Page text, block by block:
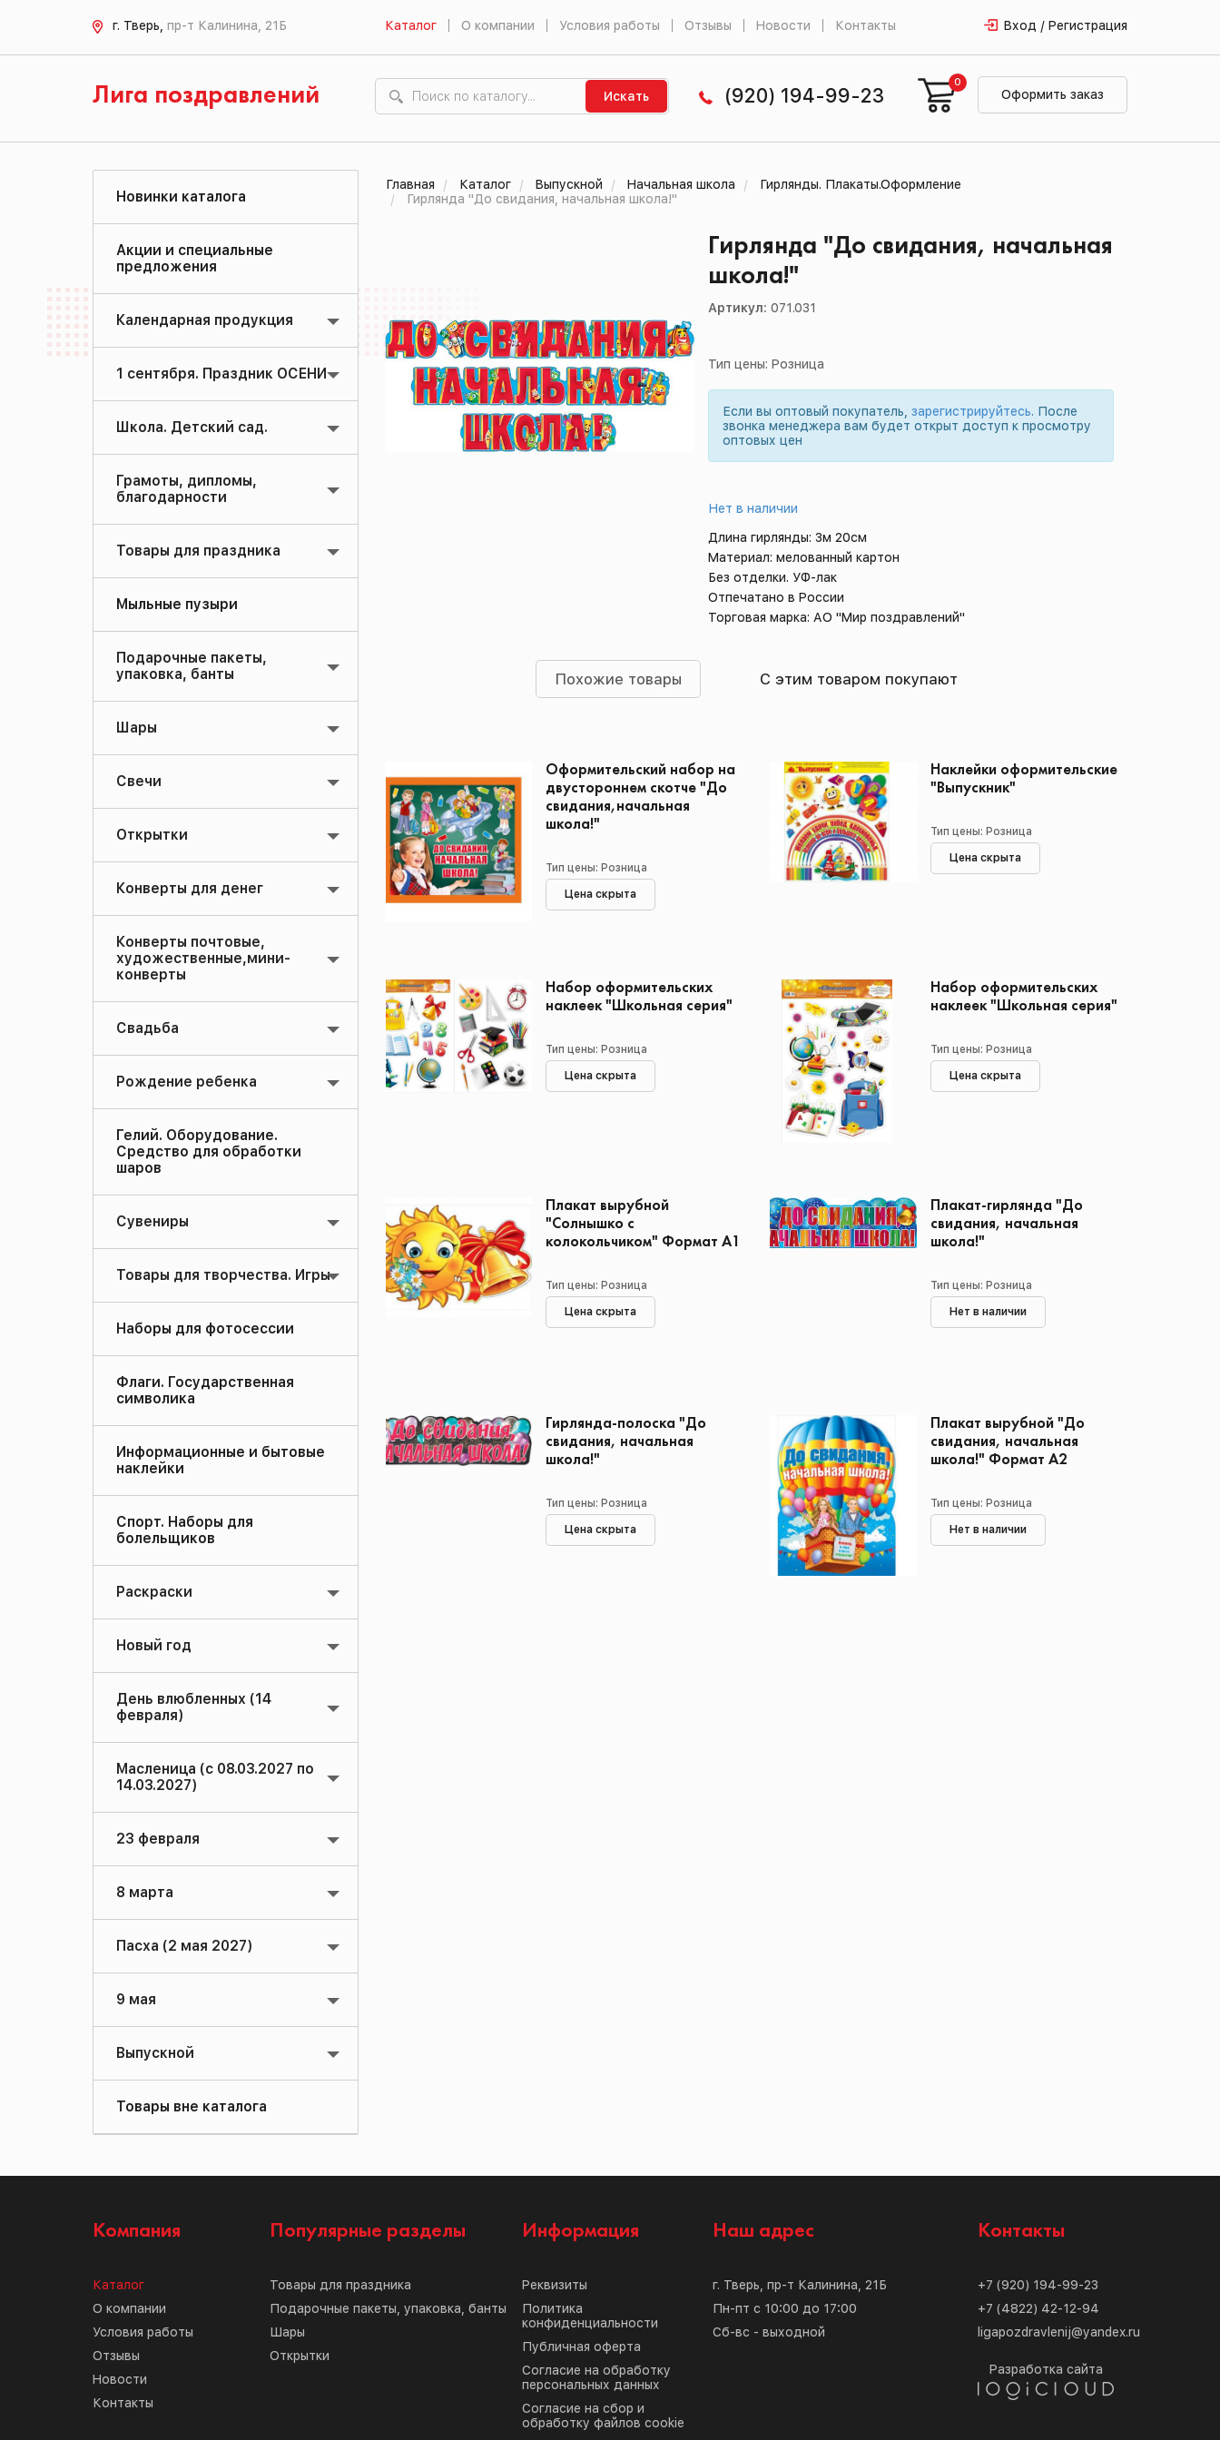
г. Тверь, пр-т Калинина, 21Б Каталог О компании Условия работы Отзывы Новости Контакты Вход / Регистрация
Лига поздравлений Искать (920) 194-99-23 Оформить заказ
0
Новинки каталога
Акции и специальные
предложения
Календарная продукция
1 сентября. Праздник ОСЕНИ
Школа. Детский сад.
Грамоты, дипломы,
благодарности
Товары для праздника
Мыльные пузыри
Подарочные пакеты,
упаковка, банты
Шары
Свечи
Открытки
Конверты для денег
Конверты почтовые,
художественные,мини-
конверты
Свадьба
Рождение ребенка
Гелий. Оборудование.
Средство для обработки
шаров
Сувениры
Товары для творчества. Игры
Наборы для фотосессии
Флаги. Государственная
символика
Информационные и бытовые
наклейки
Спорт. Наборы для
болельщиков
Раскраски
Новый год
День влюбленных (14
февраля)
Масленица (с 08.03.2027 по
14.03.2027)
23 февраля
8 марта
Пасха (2 мая 2027)
9 мая
Выпускной
Товары вне каталога
Главная Каталог Выпускной Начальная школа
Гирлянды. Плакаты.Оформление
Гирлянда "До свидания, начальная школа!"
Гирлянда "До свидания, начальная
школа!"
Артикул:071.031
Тип цены: Розница
Если вы оптовый покупатель,зарегистрируйтесь. После
звонка менеджера вам будет открыт доступ к просмотру
оптовых цен
Нет в наличии
Длина гирлянды: 3м 20см
Материал: мелованный картон
Без отделки. УФ-лак
Отпечатано в России
Торговая марка: АО "Мир поздравлений"
Похожие товары С этим товаром покупают
Оформительский набор на
двустороннем скотче "До
свидания,начальная
школа!"
Тип цены: Розница
Цена скрыта
Наклейки оформительские
"Выпускник"
Тип цены: Розница
Цена скрыта
Набор оформительских
наклеек "Школьная серия"
Тип цены: Розница
Цена скрыта
Набор оформительских
наклеек "Школьная серия"
Тип цены: Розница
Цена скрыта
Плакат вырубной
"Солнышко с
колокольчиком" Формат А1
Тип цены: Розница
Цена скрыта
Плакат-гирлянда "До
свидания, начальная
школа!"
Тип цены: Розница
Нет в наличии
Гирлянда-полоска "До
свидания, начальная
школа!"
Тип цены: Розница
Цена скрыта
Плакат вырубной "До
свидания, начальная
школа!" Формат А2
Тип цены: Розница
Нет в наличии
Компания
Каталог
О компании
Условия работы
Отзывы
Новости
Контакты
Популярные разделы
Товары для праздника
Подарочные пакеты, упаковка, банты
Шары
Открытки
Информация
Реквизиты
Политика
конфиденциальности
Публичная оферта
Согласие на обработку
персональных данных
Согласие на сбор и
обработку файлов cookie
Наш адрес
г. Тверь, пр-т Калинина, 21Б
Пн-пт с 10:00 до 17:00
Сб-вс - выходной
Контакты
+7 (920) 194-99-23
+7 (4822) 42-12-94
ligapozdravlenij@yandex.ru
Разработка сайта